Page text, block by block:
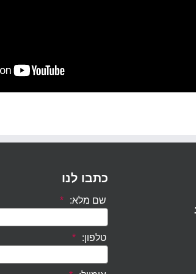
כתבו לנו
שם מלא: *
טלפון: *